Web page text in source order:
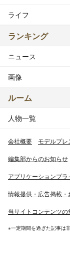
ライフ
ランキング
ニュース
画像
ルーム
人物一覧
会社概要 モデルプレ
編集部からのお知らせ
アプリケーションプ
情報提供・広告掲載
当サイトコンテンツ
※一定期間を過ぎた記事は